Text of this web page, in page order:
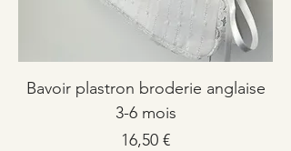
Bavoir plastron broderie anglaise
3-6 mois
Prix
16,50 €